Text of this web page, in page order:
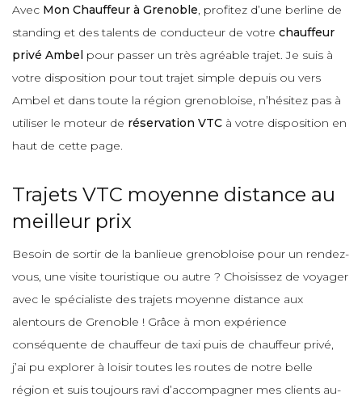
Avec Mon Chauffeur à Grenoble, profitez d’une berline de
standing et des talents de conducteur de votre chauffeur
privé Ambel pour passer un très agréable trajet. Je suis à
votre disposition pour tout trajet simple depuis ou vers
Ambel et dans toute la région grenobloise, n’hésitez pas à
utiliser le moteur de réservation VTC à votre disposition en
haut de cette page.
Trajets VTC moyenne distance au
meilleur prix
Besoin de sortir de la banlieue grenobloise pour un rendez-
vous, une visite touristique ou autre ? Choisissez de voyager
avec le spécialiste des trajets moyenne distance aux
alentours de Grenoble ! Grâce à mon expérience
conséquente de chauffeur de taxi puis de chauffeur privé,
j’ai pu explorer à loisir toutes les routes de notre belle
région et suis toujours ravi d’accompagner mes clients au-